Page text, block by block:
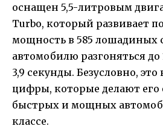
оснащен 5,5-литровым
Turbo, который развивает
мощность в 585 лошадиных
автомобилю разгоняться до
3,9 секунды. Безусловно,
цифры, которые делают
быстрых и мощных
классе.